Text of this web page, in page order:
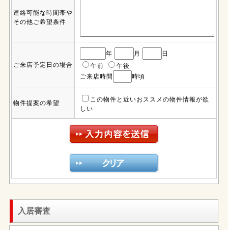
連絡可能な時間帯や
その他ご希望条件
ご来店予定日の場合
年 月
日
午前
午後
ご来店時間
時頃
物件提案の希望
この物件と近いおススメの物件情報が欲
しい
入居審査